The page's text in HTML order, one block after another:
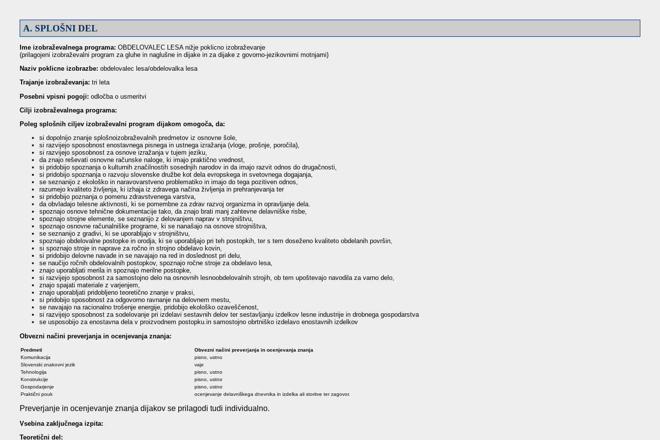
A. SPLOŠNI DEL
Ime izobraževalnega programa: OBDELOVALEC LESA nižje poklicno izobraževanje
(prilagojeni izobraževalni program za gluhe in naglušne in dijake in za dijake z govorno-jezikovnimi motnjami)
Naziv poklicne izobrazbe: obdelovalec lesa/obdelovalka lesa
Trajanje izobraževanja: tri leta
Posebni vpisni pogoji: odločba o usmeritvi
Cilji izobraževalnega programa:
Poleg splošnih ciljev izobraževalni program dijakom omogoča, da:
si dopolnijo znanje splošnoizobraževalnih predmetov iz osnovne šole,
si razvijejo sposobnost enostavnega pisnega in ustnega izražanja (vloge, prošnje, poročila),
si razvijejo sposobnost za osnove izražanja v tujem jeziku,
da znajo reševati osnovne računske naloge, ki imajo praktično vrednost,
si pridobijo spoznanja o kulturnih značilnostih sosednjih narodov in da imajo razvit odnos do drugačnosti,
si pridobijo spoznanja o razvoju slovenske družbe kot dela evropskega in svetovnega dogajanja,
se seznanijo z ekološko in naravovarstveno problematiko in imajo do tega pozitiven odnos,
razumejo kvaliteto življenja, ki izhaja iz zdravega načina življenja in prehranjevanja ter
si pridobijo poznanja o pomenu zdravstvenega varstva,
da obvladajo telesne aktivnosti, ki se pomembne za zdrav razvoj organizma in opravljanje dela.
spoznajo osnove tehnične dokumentacije tako, da znajo brati manj zahtevne delavniške risbe,
spoznajo strojne elemente, se seznanijo z delovanjem naprav v strojništvu,
spoznajo osnovne računalniške programe, ki se nanašajo na osnove strojništva,
se seznanijo z gradivi, ki se uporabljajo v strojništvu,
spoznajo obdelovalne postopke in orodja, ki se uporabljajo pri teh postopkih, ter s tem doseženo kvaliteto obdelanih površin,
si spoznajo stroje in naprave za ročno in strojno obdelavo kovin,
si pridobijo delovne navade in se navajajo na red in doslednost pri delu,
se naučijo ročnih obdelovalnih postopkov, spoznajo ročne stroje za obdelavo lesa,
znajo uporabljati merila in spoznajo merilne postopke,
si razvijejo sposobnost za samostojno delo na osnovnih lesnoobdelovalnih strojih, ob tem upoštevajo navodila za varno delo,
znajo spajati materiale z varjenjem,
znajo uporabljati pridobljeno teoretično znanje v praksi,
si pridobijo sposobnost za odgovorno ravnanje na delovnem mestu,
se navajajo na racionalno trošenje energije, pridobijo ekološko ozaveščenost,
si razvijejo sposobnost za sodelovanje pri izdelavi sestavnih delov ter sestavljanju izdelkov lesne industrije in drobnega gospodarstva
se usposobijo za enostavna dela v proizvodnem postopku.in samostojno obrtniško izdelavo enostavnih izdelkov
Obvezni načini preverjanja in ocenjevanja znanja:
Predmeti
Obvezni načini preverjanja in ocenjevanja znanja
Komunikacija
pisno, ustno
Slovenski znakovni jezik
vaje
Tehnologija
pisno, ustno
Konstrukcije
pisno, ustno
Gospodarjenje
pisno, ustno
Praktični pouk
ocenjevanje delavniškega dnevnika in izdelka ali storitve ter zagovor.
Preverjanje in ocenjevanje znanja dijakov se prilagodi tudi individualno.
Vsebina zaključnega izpita:
Teoretični del: